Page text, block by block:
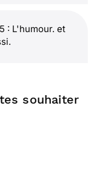
: L'humour. et
souhaiter